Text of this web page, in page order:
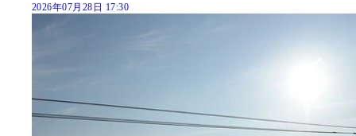
2026年07月28日 17:30